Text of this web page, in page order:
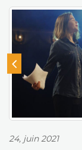
24, juin 2021